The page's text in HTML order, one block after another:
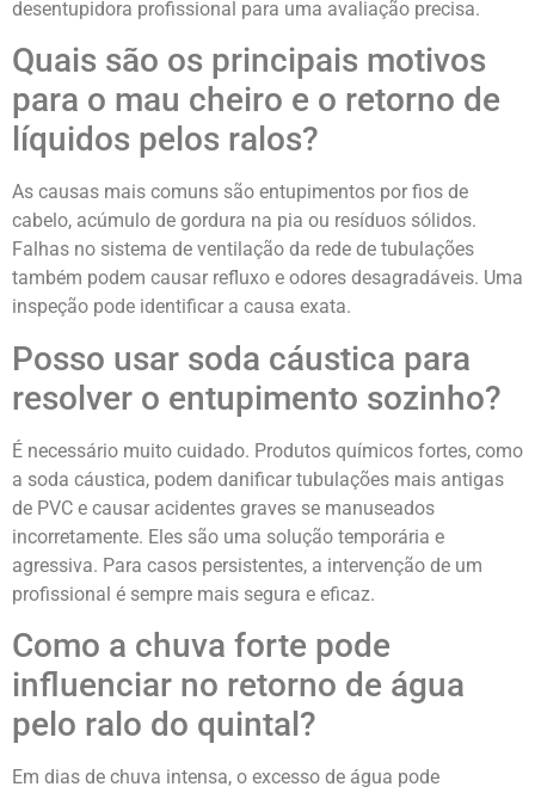
desentupidora profissional para uma avaliação precisa.
Quais são os principais motivos
para o mau cheiro e o retorno de
líquidos pelos ralos?
As causas mais comuns são entupimentos por fios de
cabelo, acúmulo de gordura na pia ou resíduos sólidos.
Falhas no sistema de ventilação da rede de tubulações
também podem causar refluxo e odores desagradáveis. Uma
inspeção pode identificar a causa exata.
Posso usar soda cáustica para
resolver o entupimento sozinho?
É necessário muito cuidado. Produtos químicos fortes, como
a soda cáustica, podem danificar tubulações mais antigas
de PVC e causar acidentes graves se manuseados
incorretamente. Eles são uma solução temporária e
agressiva. Para casos persistentes, a intervenção de um
profissional é sempre mais segura e eficaz.
Como a chuva forte pode
influenciar no retorno de água
pelo ralo do quintal?
Em dias de chuva intensa, o excesso de água pode